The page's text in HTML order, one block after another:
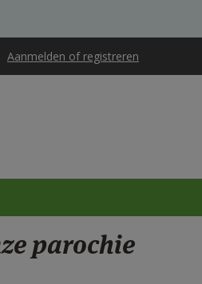
Aanmelden of registreren
parochie